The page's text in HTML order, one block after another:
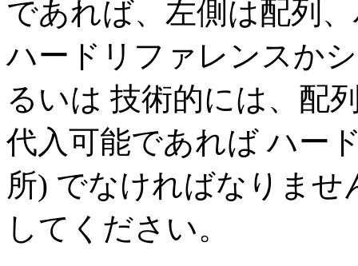
であれば、左側は配列
ハードリファレンスか
るいは 技術的には、配
代入可能であれば ハー
所) でなければなりませ
してください。